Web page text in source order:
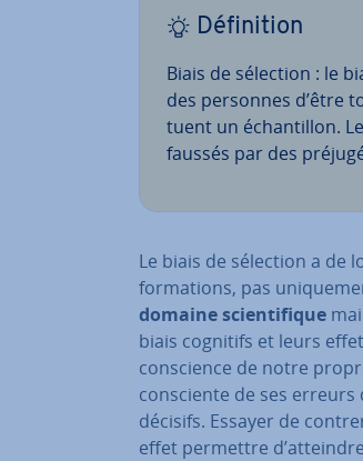
Dé­fi­ni­tion
Biais de sélection : le
des personnes d’être
tuent un échan­til­lon.
faussés par des
Le biais de sélection a de
for­ma­tions, pas
domaine scien­ti­fique
biais cognitifs et leurs
cons­cience de notre
cons­ciente de ses
décisifs. Essayer de
effet permettre